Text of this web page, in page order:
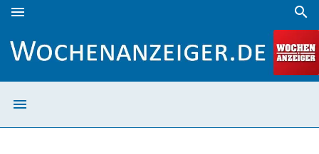
menu search
menu